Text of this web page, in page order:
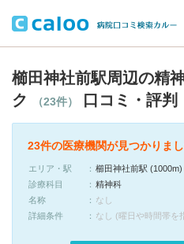
櫛田神社前駅周辺の精
ク
（23件） 口コミ・評判
23件の医療機関が見つかりま
エリア・駅
櫛田神社前駅 (1000m)
診療科目
精神科
名称
なし
詳細条件
なし (曜日や時間帯を